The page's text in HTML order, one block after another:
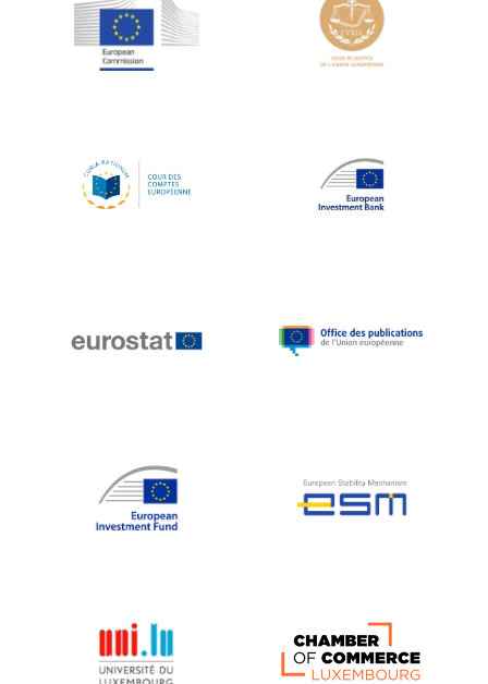
Jean-Louis Schiltz
Jean-Victor Louis
Johnny Åkerholm
Katharien L.C. Hunt
Klaus-Heiner Lehne
Koen LENAERTS
Lars Heikensten
Lucas Papademos
Máire Geoghegan-Quinn